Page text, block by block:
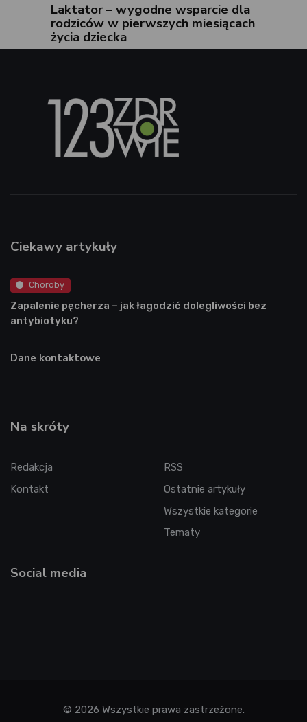
Laktator – wygodne wsparcie dla
rodziców w pierwszych miesiącach
życia dziecka
Ciekawy artykuły
Choroby
Zapalenie pęcherza – jak łagodzić dolegliwości bez
antybiotyku?
Dane kontaktowe
Na skróty
Redakcja
Kontakt
RSS
Ostatnie artykuły
Wszystkie kategorie
Tematy
Social media
© 2026 Wszystkie prawa zastrzeżone.